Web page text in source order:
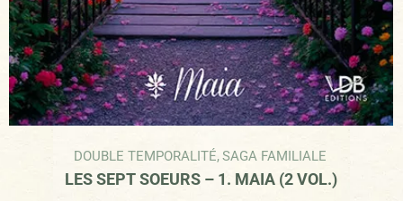
DOUBLE TEMPORALITÉ,SAGA FAMILIALE
LES SEPT SOEURS – 1. MAIA (2 VOL.)